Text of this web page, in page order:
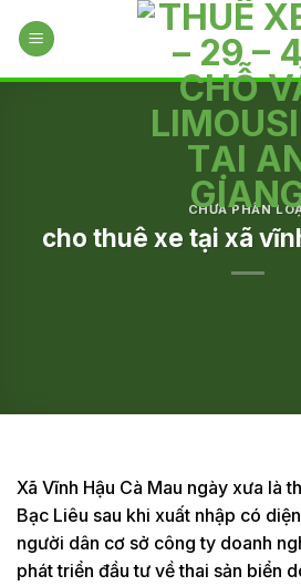
CHƯA PHÂN
cho thuê xe tại xã
Xã Vĩnh Hậu Cà Mau ngày xưa là
Bạc Liêu sau khi xuất nhập có
người dân cơ sở công ty doanh
phát triển đầu tư về thai sản biển